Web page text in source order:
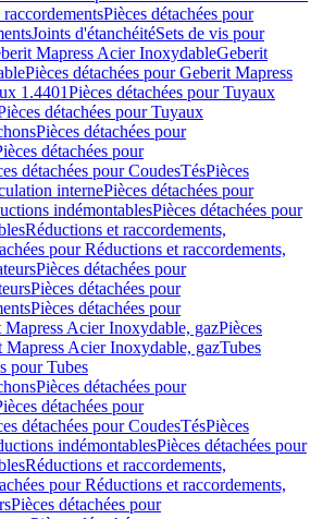
Pièces détachées pour
Joints d'étanchéitéSets de vis pour
Mapress Acier InoxydableGeberit
Pièces détachées pour Geberit Mapress
1.4401Pièces détachées pour Tuyaux
détachées pour Tuyaux
Pièces détachées pour
détachées pour
détachées pour CoudesTésPièces
internePièces détachées pour
indémontablesPièces détachées pour
Réductions et raccordements,
pour Réductions et raccordements,
Pièces détachées pour
Pièces détachées pour
Pièces détachées pour
Mapress Acier Inoxydable, gazPièces
Mapress Acier Inoxydable, gazTubes
pour Tubes
Pièces détachées pour
détachées pour
détachées pour CoudesTésPièces
indémontablesPièces détachées pour
Réductions et raccordements,
pour Réductions et raccordements,
Pièces détachées pour